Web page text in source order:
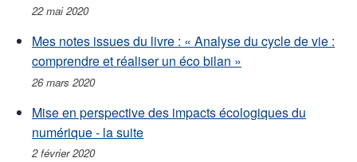
22 mai 2020
Mes notes issues du livre : « Analyse du cycle de vie :
comprendre et réaliser un éco bilan »
26 mars 2020
Mise en perspective des impacts écologiques du
numérique - la suite
2 février 2020